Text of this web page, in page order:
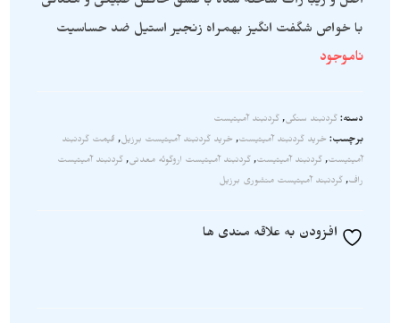
با خواص شگفت انگیز بهمراه زنجیر استیل ضد حساسیت
ناموجود
دسته: گردنبند سنگی, گردنبند آمیتیست
برچسب: خرید گردنبند آمیتیست, خرید گردنبند آمیتیست برزیل, قیمت گردنبند
آمیتیست, گردنبند آمیتیست, گردنبند آمیتیست اروگوئه معدنی, گردنبند آمیتیست
راف, گردنبند آمیتیست منشوری برزیل
افزودن به علاقه مندی ها